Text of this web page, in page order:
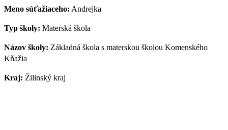
Meno súťažiaceho: Andrejka
Typ školy: Materská škola
Názov školy: Základná škola s materskou školou Komenského
Kňažia
Kraj: Žilinský kraj